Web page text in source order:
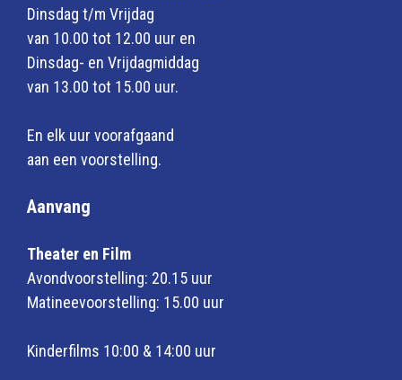
Dinsdag t/m Vrijdag
van 10.00 tot 12.00 uur en
Dinsdag- en Vrijdagmiddag
van 13.00 tot 15.00 uur.
En elk uur voorafgaand
aan een voorstelling.
Aanvang
Theater en Film
Avondvoorstelling: 20.15 uur
Matineevoorstelling: 15.00 uur
Kinderfilms 10:00 & 14:00 uur